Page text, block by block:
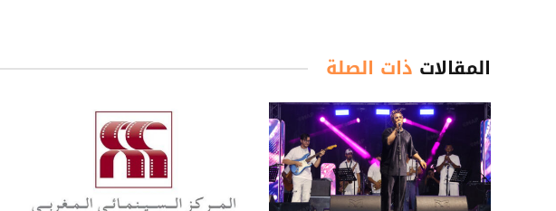
المقالات ذات الصلة